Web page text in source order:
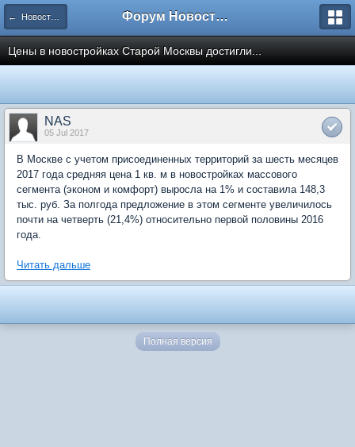
← Новости рынка недвижимости Форум Новостройки
Цены в новостройках Старой Москвы достигли...
NAS
05 Jul 2017
В Москве с учетом присоединенных территорий за шесть месяцев
2017 года средняя цена 1 кв. м в новостройках массового
сегмента (эконом и комфорт) выросла на 1% и составила 148,3
тыс. руб. За полгода предложение в этом сегменте увеличилось
почти на четверть (21,4%) относительно первой половины 2016
года.
Читать дальше
Полная версия